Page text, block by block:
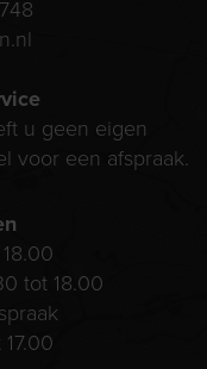
u geen eigen
voor een afspraak.
tot 18.00